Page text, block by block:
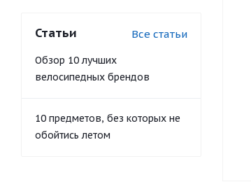
Статьи Все статьи
Обзор 10 лучших
велосипедных брендов
10 предметов, без которых не
обойтись летом